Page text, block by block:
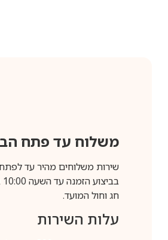
משלוח עד פתח הבית (כ-5
שירות משלוחים מהיר עד לפתח הבית/
חג וחול המועד.
עלות השירות